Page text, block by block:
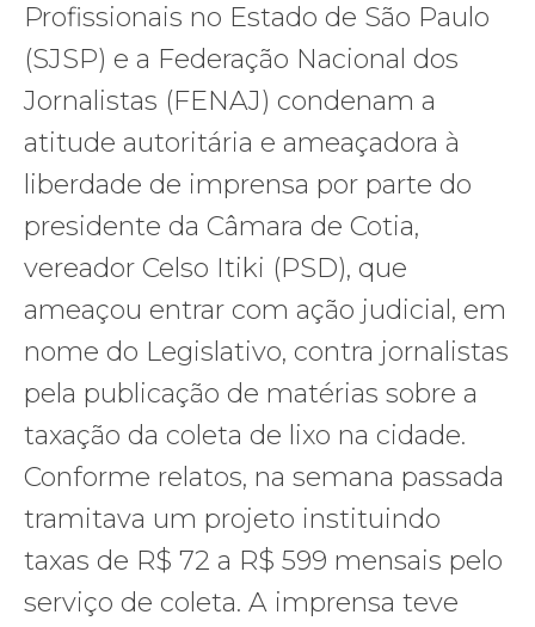
Profissionais no Estado de São Paulo
(SJSP) e a Federação Nacional dos
Jornalistas (FENAJ) condenam a
atitude autoritária e ameaçadora à
liberdade de imprensa por parte do
presidente da Câmara de Cotia,
vereador Celso Itiki (PSD), que
ameaçou entrar com ação judicial, em
nome do Legislativo, contra jornalistas
pela publicação de matérias sobre a
taxação da coleta de lixo na cidade.
Conforme relatos, na semana passada
tramitava um projeto instituindo
taxas de R$ 72 a R$ 599 mensais pelo
serviço de coleta. A imprensa teve